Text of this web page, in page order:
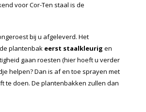
voor Cor-Ten staal is de
bij u afgeleverd. Het
plantenbak eerst staalkleurig en
gaan roesten (hier hoeft u verder
helpen? Dan is af en toe sprayen met
te doen. De plantenbakken zullen dan